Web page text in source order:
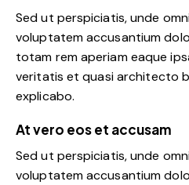
Sed ut perspiciatis, unde
voluptatem accusantium
totam rem aperiam eaque
veritatis et quasi architecto
explicabo.
At vero eos et accusam
Sed ut perspiciatis, unde
voluptatem accusantium